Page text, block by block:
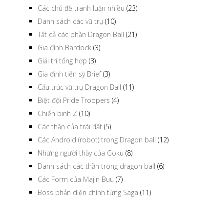
Các chủ đề tranh luận nhiều (23)
Danh sách các vũ trụ (10)
Tất cả các phần Dragon Ball (21)
Gia đình Bardock (3)
Giải trí tổng hợp (3)
Gia đình tiến sỹ Brief(3)
Cấu trúc vũ trụ Dragon Ball (11)
Biệt đội Pride Troopers (4)
Chiến binh Z (10)
Các thần của trái đất (5)
Các Android (robot) trong Dragon ball (12)
Những người thầy của Goku (8)
Danh sách các thần trong dragon ball (6)
Các Form của Majin Buu (7)
Boss phản diện chính từng Saga (11)